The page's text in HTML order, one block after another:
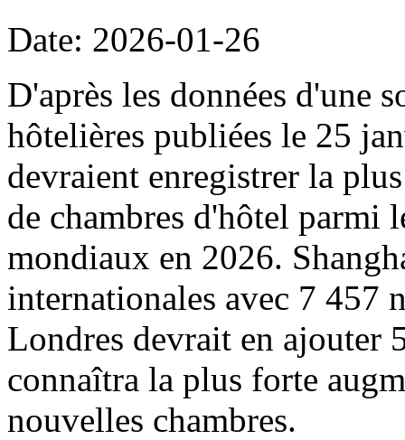
Date: 2026-01-26
D'après les données d'une
hôtelières publiées le 25
devraient enregistrer la
de chambres d'hôtel parmi
mondiaux en 2026.
internationales avec 7 457
Londres devrait en ajouter
connaîtra la plus forte
nouvelles chambres.